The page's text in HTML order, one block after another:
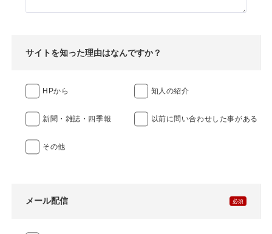
サイトを知った理由はなんですか？
HPから 知人の紹介
新聞・雑誌・四季報 以前に問い合わせした事がある
その他
メール配信